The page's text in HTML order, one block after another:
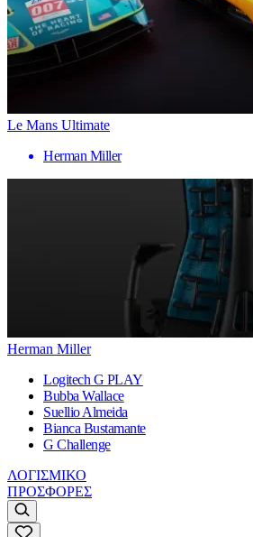
Le Mans Ultimate
Herman Miller
Herman Miller
Logitech G PLAY
Bubba Wallace
Suellio Almeida
Bianca Bustamante
G Challenge
ΛΟΓΙΣΜΙΚΟ
ΠΡΟΣΦΟΡΕΣ